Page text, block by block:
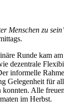
Menschen zu
Runde kam
dezentrale
informelle
Gelegenheit für
konnten. Alle
im Herbst.